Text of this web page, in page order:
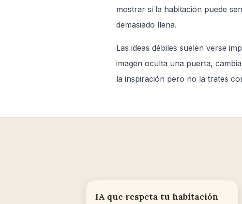
mostrar si la habitación puede
demasiado llena.
Las ideas débiles suelen verse
imagen oculta una puerta,
la inspiración pero no la trates
IA que respeta tu habitación